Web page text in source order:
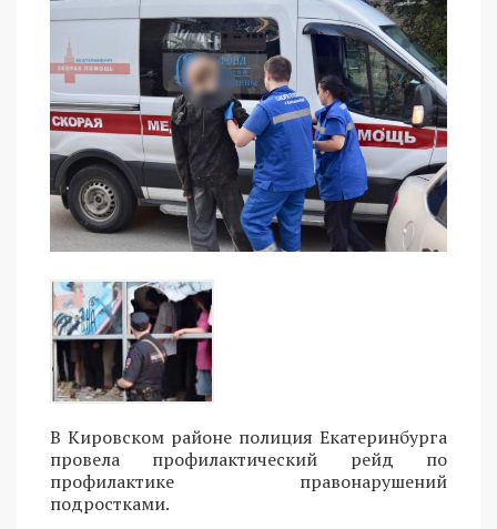
В Кировском районе полиция Екатеринбурга
провела профилактический рейд по
профилактике правонарушений
подростками.